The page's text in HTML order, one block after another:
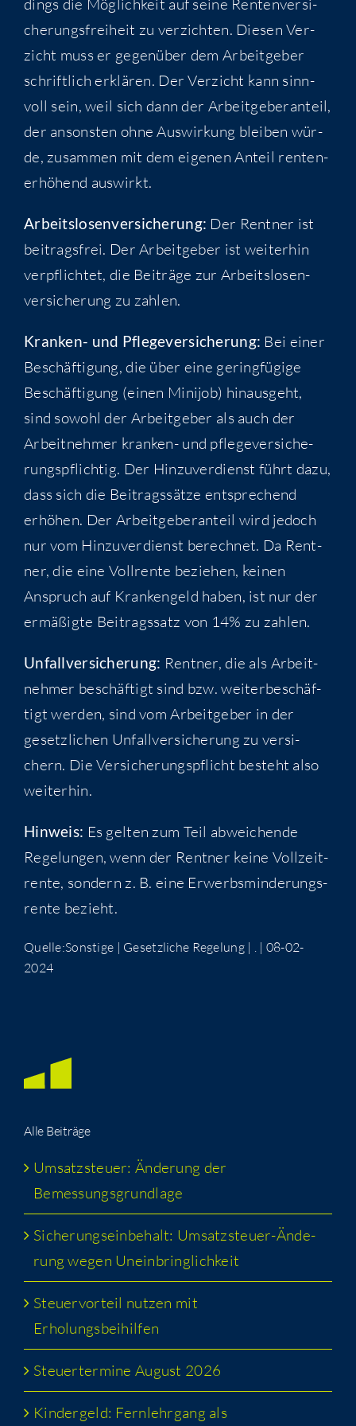
che­rungs­frei­heit zu ver­zich­ten. Die­sen Ver­
zicht muss er gegen­über dem Arbeit­ge­ber
schrift­lich erklä­ren. Der Ver­zicht kann sinn­
voll sein, weil sich dann der Arbeit­ge­ber­an­teil,
der ansons­ten ohne Aus­wir­kung blei­ben wür­
de, zusam­men mit dem eige­nen Anteil ren­ten­
er­hö­hend auswirkt.
Arbeits­lo­sen­ver­si­che­rung: Der Rent­ner ist
bei­trags­frei. Der Arbeit­ge­ber ist wei­ter­hin
ver­pflich­tet, die Bei­trä­ge zur Arbeits­lo­sen­
ver­si­che­rung zu zahlen.
Kran­ken- und Pfle­ge­ver­si­che­rung: Bei einer
Beschäf­ti­gung, die über eine gering­fü­gi­ge
Beschäf­ti­gung (einen Mini­job) hin­aus­geht,
sind sowohl der Arbeit­ge­ber als auch der
Arbeit­neh­mer kran­ken- und pfle­ge­ver­si­che­
rungs­pflich­tig. Der Hin­zu­ver­dienst führt dazu,
dass sich die Bei­trags­sät­ze ent­spre­chend
erhö­hen. Der Arbeit­ge­ber­an­teil wird jedoch
nur vom Hin­zu­ver­dienst berech­net. Da Rent­
ner, die eine Voll­ren­te bezie­hen, kei­nen
Anspruch auf Kran­ken­geld haben, ist nur der
ermä­ßig­te Bei­trags­satz von 14% zu zahlen.
Unfall­ver­si­che­rung: Rent­ner, die als Arbeit­
neh­mer beschäf­tigt sind bzw. wei­ter­be­schäf­
tigt wer­den, sind vom Arbeit­ge­ber in der
gesetz­li­chen Unfall­ver­si­che­rung zu ver­si­
chern. Die Ver­si­che­rungs­pflicht besteht also
weiterhin.
Hin­weis: Es gel­ten zum Teil abwei­chen­de
Rege­lun­gen, wenn der Rent­ner kei­ne Voll­zeit­
ren­te, son­dern z. B. eine Erwerbs­min­de­rungs­
ren­te bezieht.
Quelle:Sonstige | Gesetz­li­che Rege­lung | . | 08-02-
2024
Alle Bei­trä­ge
Umsatz­steu­er: Ände­rung der
Bemessungsgrundlage
Siche­rungs­ein­be­halt: Umsatz­steu­er-Ände­
rung wegen Uneinbringlichkeit
Steu­er­vor­teil nut­zen mit
Erholungsbeihilfen
Steu­er­ter­mi­ne August 2026
Kin­der­geld: Fern­lehr­gang als